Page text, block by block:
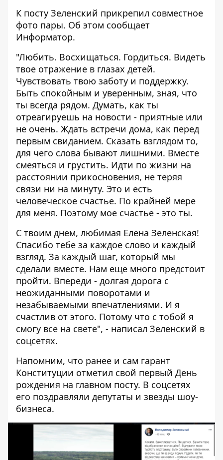
К посту Зеленский прикрепил совместное
фото пары. Об этом сообщает
Информатор.
"Любить. Восхищаться. Гордиться. Видеть
твое отражение в глазах детей.
Чувствовать твою заботу и поддержку.
Быть спокойным и уверенным, зная, что
ты всегда рядом. Думать, как ты
отреагируешь на новости - приятные или
не очень. Ждать встречи дома, как перед
первым свиданием. Сказать взглядом то,
для чего слова бывают лишними. Вместе
смеяться и грустить. Идти по жизни на
расстоянии прикосновения, не теряя
связи ни на минуту. Это и есть
человеческое счастье. По крайней мере
для меня. Поэтому мое счастье - это ты.
С твоим днем, любимая Елена Зеленская!
Спасибо тебе за каждое слово и каждый
взгляд. За каждый шаг, который мы
сделали вместе. Нам еще много предстоит
пройти. Впереди - долгая дорога с
неожиданными поворотами и
незабываемыми впечатлениями. И я
счастлив от этого. Потому что с тобой я
смогу все на свете", - написал Зеленский в
соцсетях.
Напомним, что ранее и сам гарант
Конституции отметил свой первый День
рождения на главном посту. В соцсетях
его поздравляли депутаты и звезды шоу-
бизнеса.